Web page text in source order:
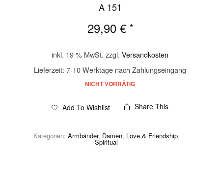
A 151
29,90 € *
inkl. 19 % MwSt. zzgl. Versandkosten
Lieferzeit: 7-10 Werktage nach Zahlungseingang
NICHT VORRÄTIG
Add To Wishlist Share This
Kategorien: Armbänder, Damen, Love & Friendship,
Spiritual